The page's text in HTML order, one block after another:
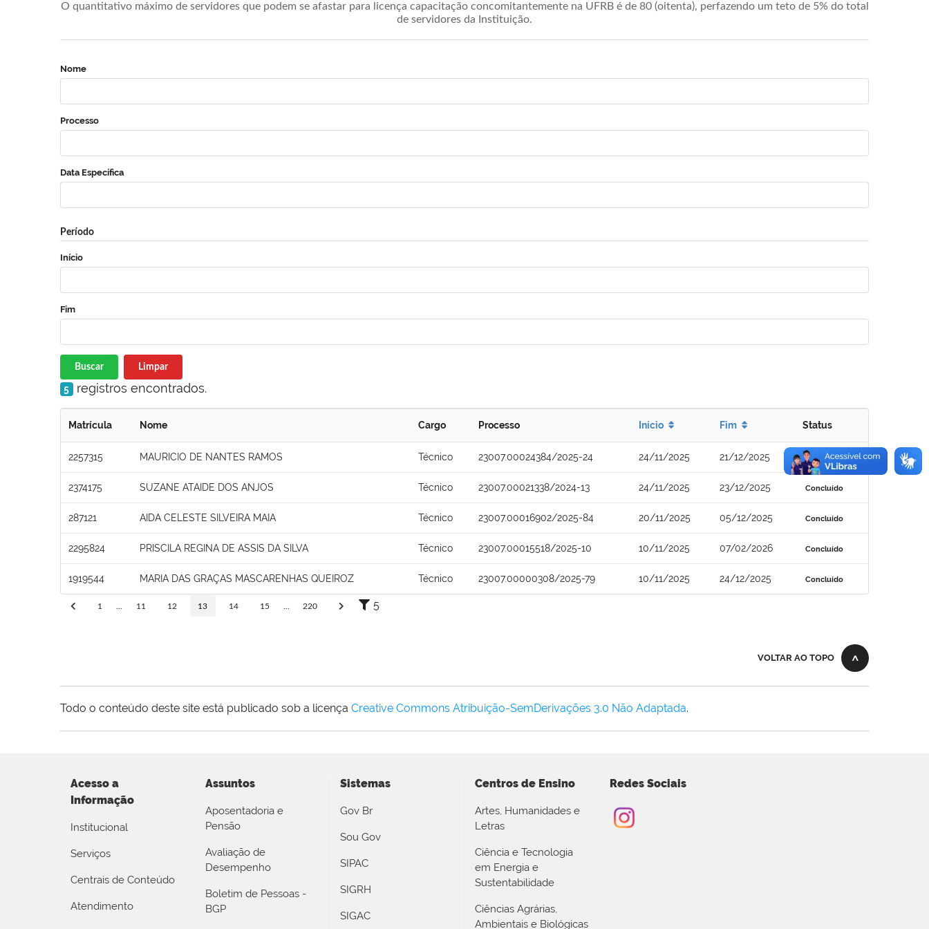
O quantitativo máximo de servidores que podem se afastar para licença capacitação concomitantemente na UFRB é de 80 (oitenta), perfazendo um teto de 5% do total
de servidores da Instituição.
Nome
Processo
Data Específica
Período
Início
Fim
Buscar Limpar
5 registros encontrados.
Matrícula Nome Cargo Processo Início Fim Status
2257315 MAURICIO DE NANTES RAMOS Técnico 23007.00024384/2025-24 24/11/2025 21/12/2025 Concluído
2374175 SUZANE ATAIDE DOS ANJOS Técnico 23007.00021338/2024-13 24/11/2025 23/12/2025 Concluído
287121 AIDA CELESTE SILVEIRA MAIA Técnico 23007.00016902/2025-84 20/11/2025 05/12/2025 Concluído
2295824 PRISCILA REGINA DE ASSIS DA SILVA Técnico 23007.00015518/2025-10 10/11/2025 07/02/2026 Concluído
1919544 MARIA DAS GRAÇAS MASCARENHAS QUEIROZ Técnico 23007.00000308/2025-79 10/11/2025 24/12/2025 Concluído
1 11 12 13 14 15 220 5
VOLTAR AO TOPO
Todo o conteúdo deste site está publicado sob a licença Creative Commons Atribuição-SemDerivações 3.0 Não Adaptada.
Acesso a
Informação
Institucional
Serviços
Centrais de Conteúdo
Atendimento
Assuntos
Aposentadoria e
Pensão
Avaliação de
Desempenho
Boletim de Pessoas -
BGP
Sistemas
Gov Br
Sou Gov
SIPAC
SIGRH
SIGAC
Centros de Ensino
Artes, Humanidades e
Letras
Ciência e Tecnologia
em Energia e
Sustentabilidade
Ciências Agrárias,
Ambientais e Biológicas
Redes Sociais